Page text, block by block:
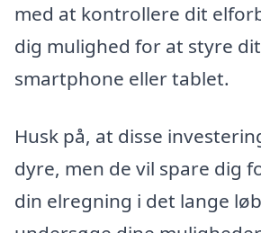
med at kontrollere dit
dig mulighed for at styre
smartphone eller tablet.
Husk på, at disse
dyre, men de vil spare dig
din elregning i det lange